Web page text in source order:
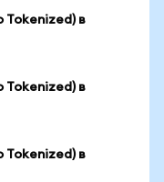
Tokenized) в
Tokenized) в
Tokenized) в